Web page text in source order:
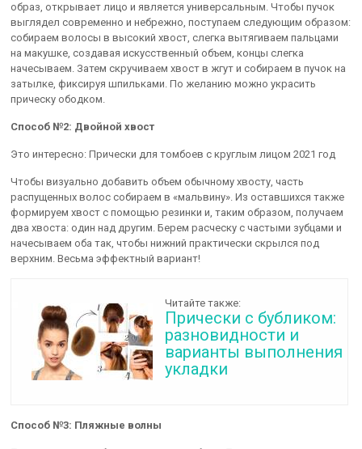
образ, открывает лицо и является универсальным. Чтобы пучок
выглядел современно и небрежно, поступаем следующим образом:
собираем волосы в высокий хвост, слегка вытягиваем пальцами
на макушке, создавая искусственный объем, концы слегка
начесываем. Затем скручиваем хвост в жгут и собираем в пучок на
затылке, фиксируя шпильками. По желанию можно украсить
прическу ободком.
Способ №2: Двойной хвост
Это интересно: Прически для томбоев с круглым лицом 2021 год
Чтобы визуально добавить объем обычному хвосту, часть
распущенных волос собираем в «мальвину». Из оставшихся также
формируем хвост с помощью резинки и, таким образом, получаем
два хвоста: один над другим. Берем расческу с частыми зубцами и
начесываем оба так, чтобы нижний практически скрылся под
верхним. Весьма эффектный вариант!
Читайте также:
Прически с бубликом:
разновидности и
варианты выполнения
укладки
Способ №3: Пляжные волны